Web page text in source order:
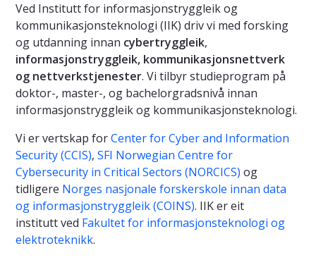
Ved Institutt for informasjonstryggleik og
kommunikasjonsteknologi (IIK) driv vi med forsking
og utdanning innan cybertryggleik,
informasjonstryggleik, kommunikasjonsnettverk
og nettverkstjenester. Vi tilbyr studieprogram på
doktor-, master-, og bachelorgradsnivå innan
informasjonstryggleik og kommunikasjonsteknologi.
Vi er vertskap forCenter for Cyber and Information
Security (CCIS), SFI Norwegian Centre for
Cybersecurity in Critical Sectors (NORCICS) og
tidligere Norges nasjonale forskerskole innan data
og informasjonstryggleik (COINS). IIK er eit
institutt ved Fakultet for informasjonsteknologi og
elektroteknikk.